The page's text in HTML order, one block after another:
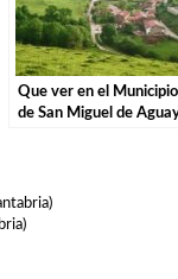
Que ver en el Municipio
de San Miguel de